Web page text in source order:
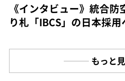
《インタビュー》統合
り札「IBCS」の日本採用
もっと